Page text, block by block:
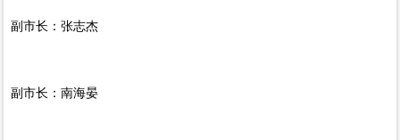
副市长：张志杰
副市长：南海晏